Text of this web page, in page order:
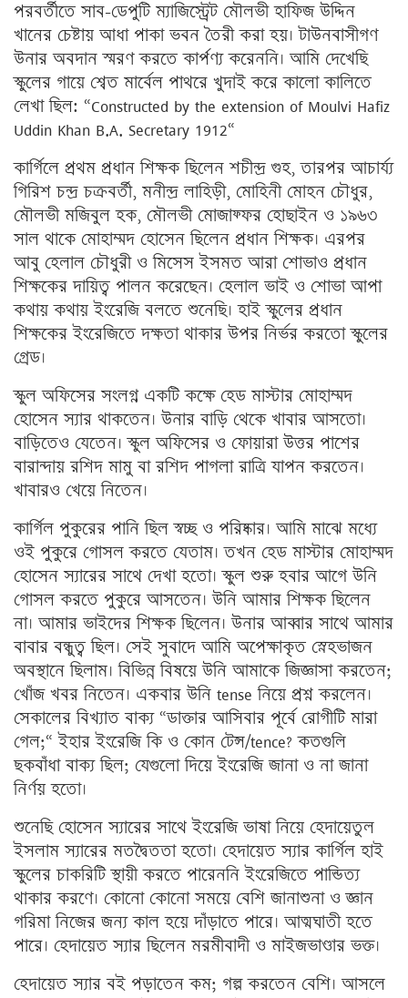
পরবর্তীতে সাব-ডেপুটি ম্যাজিস্ট্রেট মৌলভী হাফিজ উদ্দিন
খানের চেষ্টায় আধা পাকা ভবন তৈরী করা হয়। টাউনবাসীগণ
উনার অবদান স্মরণ করতে কার্পণ্য করেননি। আমি দেখেছি
স্কুলের গায়ে শ্বেত মার্বেল পাথরে খুদাই করে কালো কালিতে
লেখা ছিল: “Constructed by the extension of Moulvi Hafiz
Uddin Khan B.A. Secretary 1912“
কার্গিলে প্রথম প্রধান শিক্ষক ছিলেন শচীন্দ্র গুহ, তারপর আচার্য্য
গিরিশ চন্দ্র চক্রবর্তী, মনীন্দ্র লাহিড়ী, মোহিনী মোহন চৌধুর,
মৌলভী মজিবুল হক, মৌলভী মোজাফ্ফর হোছাইন ও ১৯৬৩
সাল থাকে মোহাম্মদ হোসেন ছিলেন প্রধান শিক্ষক। এরপর
আবু হেলাল চৌধুরী ও মিসেস ইসমত আরা শোভাও প্রধান
শিক্ষকের দায়িত্ব পালন করেছেন। হেলাল ভাই ও শোভা আপা
কথায় কথায় ইংরেজি বলতে শুনেছি। হাই স্কুলের প্রধান
শিক্ষকের ইংরেজিতে দক্ষতা থাকার উপর নির্ভর করতো স্কুলের
গ্রেড।
স্কুল অফিসের সংলগ্ন একটি কক্ষে হেড মাস্টার মোহাম্মদ
হোসেন স্যার থাকতেন। উনার বাড়ি থেকে খাবার আসতো।
বাড়িতেও যেতেন। স্কুল অফিসের ও ফোয়ারা উত্তর পাশের
বারান্দায় রশিদ মামু বা রশিদ পাগলা রাত্রি যাপন করতেন।
খাবারও খেয়ে নিতেন।
কার্গিল পুকুরের পানি ছিল স্বচ্ছ ও পরিষ্কার। আমি মাঝে মধ্যে
ওই পুকুরে গোসল করতে যেতাম। তখন হেড মাস্টার মোহাম্মদ
হোসেন স্যারের সাথে দেখা হতো। স্কুল শুরু হবার আগে উনি
গোসল করতে পুকুরে আসতেন। উনি আমার শিক্ষক ছিলেন
না। আমার ভাইদের শিক্ষক ছিলেন। উনার আব্বার সাথে আমার
বাবার বন্ধুত্ব ছিল। সেই সুবাদে আমি অপেক্ষাকৃত স্নেহভাজন
অবস্থানে ছিলাম। বিভিন্ন বিষয়ে উনি আমাকে জিজ্ঞাসা করতেন;
খোঁজ খবর নিতেন। একবার উনি tense নিয়ে প্রশ্ন করলেন।
সেকালের বিখ্যাত বাক্য “ডাক্তার আসিবার পূর্বে রোগীটি মারা
গেল;“ ইহার ইংরেজি কি ও কোন টেন্স/tence? কতগুলি
ছকবাঁধা বাক্য ছিল; যেগুলো দিয়ে ইংরেজি জানা ও না জানা
নির্ণয় হতো।
শুনেছি হোসেন স্যারের সাথে ইংরেজি ভাষা নিয়ে হেদায়েতুল
ইসলাম স্যারের মতদ্বৈততা হতো। হেদায়েত স্যার কার্গিল হাই
স্কুলের চাকরিটি স্থায়ী করতে পারেননি ইংরেজিতে পান্ডিত্য
থাকার করণে। কোনো কোনো সময়ে বেশি জানাশুনা ও জ্ঞান
গরিমা নিজের জন্য কাল হয়ে দাঁড়াতে পারে। আত্মঘাতী হতে
পারে। হেদায়েত স্যার ছিলেন মরমীবাদী ও মাইজভাণ্ডার ভক্ত।
হেদায়েত স্যার বই পড়াতেন কম; গল্প করতেন বেশি। আসলে